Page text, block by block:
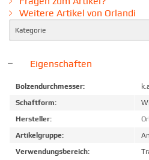
Weitere Artikel von Orlandi
Kategorie
Eigenschaften
Bolzendurchmesser:
Schaftform:
Hersteller:
Artikelgruppe:
Verwendungsbereich: